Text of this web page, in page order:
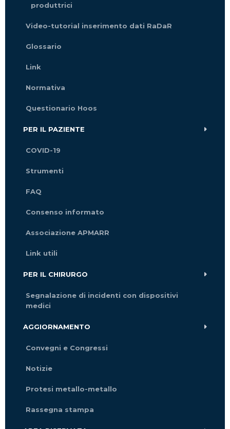
produttrici
Video-tutorial inserimento dati RaDaR
Glossario
Link
Normativa
Questionario Hoos
PER IL PAZIENTE
COVID-19
Strumenti
FAQ
Consenso informato
Associazione APMARR
Link utili
PER IL CHIRURGO
Segnalazione di incidenti con dispositivi
medici
AGGIORNAMENTO
Convegni e Congressi
Notizie
Protesi metallo-metallo
Rassegna stampa